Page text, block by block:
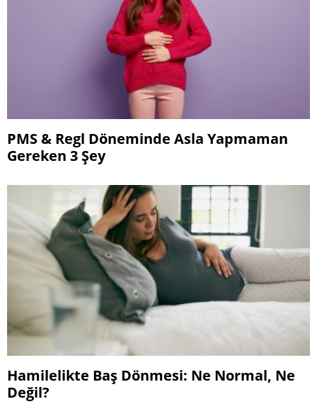
PMS & Regl Döneminde Asla Yapmaman
Gereken 3 Şey
Hamilelikte Baş Dönmesi: Ne Normal, Ne
Değil?